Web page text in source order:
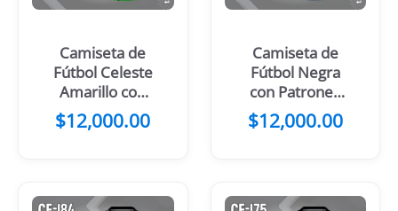
Camiseta de
Fútbol Celeste
Amarillo con
mangas negras
$12,000.00
Camiseta de
Fútbol Negra
con Patrones
Amarillos
$12,000.00